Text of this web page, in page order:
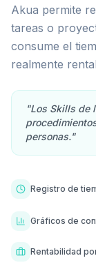
Akua permite
tareas o
consume el
realmente
"Los Skills de
personas."
Registro de
Gráficos de
Rentabilidad